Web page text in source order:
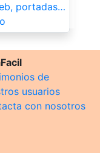
portadas…
de
usuarios
con nosotros